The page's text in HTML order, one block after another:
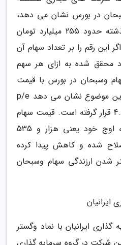
در بورس نشان می دهد،
این شرکت در یک سال گذشته حدود 255 میلیارد تومان
رقم را بر تعداد سهام آن
محقق شده به ازای هر سهم
سهام وسبحان در بورس با قیمت
952 تومان معامله شده و این موضوع نشان می دهد p/e
نماد وسبحان در محدوده 4.8 قرار گرفته است. قیمت سهام
این شرکت نسبت به نقطه اوج خود یعنی هزار و 535
40 درصد اصلاح شده و کاهش پیدا کرده
شدن ارزندگی سهام وسبحان
ایرانیان
ایرانیان با نماد وگستر